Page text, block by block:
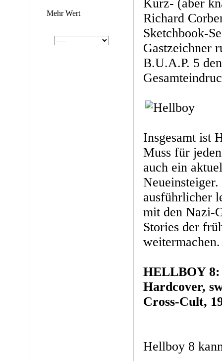
Mehr Wert
Kurz- (aber
Richard
Sketchbook-
Gastzeichner
B.U.A.P. 5
Insgesamt ist
Muss für
auch ein
ausführlicher
mit den Nazi-
Stories der
weitermachen.
HELLBOY
Hardcover,
Cross-Cult,
Hellboy 8